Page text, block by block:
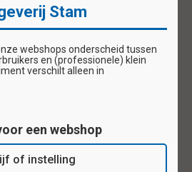
van stevig karton, formaat
(A7). 4 verschillende motieven waarbij
is. Ook als bedank-, verjaardag- of
Stam
webshops onderscheid tussen
en (professionele) klein
verschilt alleen in
een webshop
of instelling